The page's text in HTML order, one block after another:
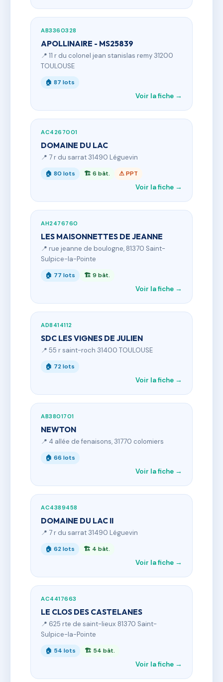
AB3360328
APOLLINAIRE - MS25839
📍 11 r du colonel jean stanislas remy 31200
TOULOUSE
🏠 87 lots
Voir la fiche →
AC4267001
DOMAINE DU LAC
📍 7 r du sarrat 31490 Léguevin
🏠 80 lots 🏗 6 bât. ⚠ PPT
Voir la fiche →
AH2476760
LES MAISONNETTES DE JEANNE
📍 rue jeanne de boulogne, 81370 Saint-
Sulpice-la-Pointe
🏠 77 lots 🏗 9 bât.
Voir la fiche →
AD8414112
SDC LES VIGNES DE JULIEN
📍 55 r saint-roch 31400 TOULOUSE
🏠 72 lots
Voir la fiche →
AB3801701
NEWTON
📍 4 allée de fenaisons, 31770 colomiers
🏠 66 lots
Voir la fiche →
AC4389458
DOMAINE DU LAC II
📍 7 r du sarrat 31490 Léguevin
🏠 62 lots 🏗 4 bât.
Voir la fiche →
AC4417663
LE CLOS DES CASTELANES
📍 625 rte de saint-lieux 81370 Saint-
Sulpice-la-Pointe
🏠 54 lots 🏗 54 bât.
Voir la fiche →